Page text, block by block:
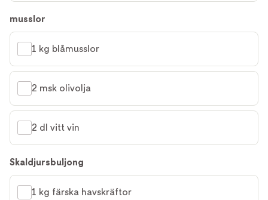
musslor
1 kg blåmusslor
2 msk olivolja
2 dl vitt vin
Skaldjursbuljong
1 kg färska havskräftor